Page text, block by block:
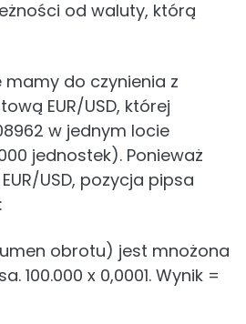
od waluty, którą
mamy do czynienia z
EUR/USD, której
w jednym locie
jednostek). Ponieważ
USD, pozycja pipsa
obrotu) jest mnożona
100.000 x 0,0001. Wynik =